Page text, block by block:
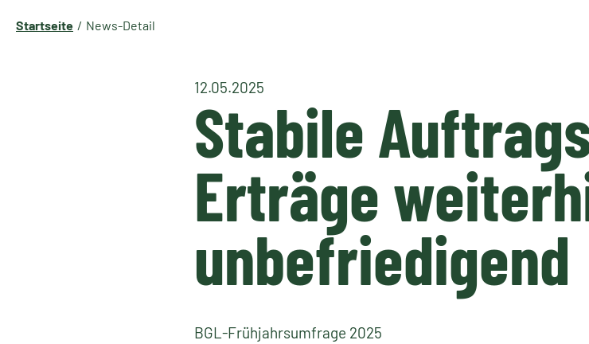
Startseite News-Detail
12.05.2025
Stabile
Erträge
unbefriedigend
BGL-Frühjahrsumfrage 2025